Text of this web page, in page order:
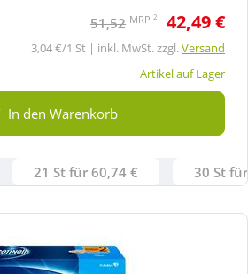
51,52 MRP 2 42,49 €
3,04 €/1 St | inkl. MwSt. zzgl.Versand
Artikel auf Lager
In den Warenkorb
21 St für 60,74 € 30 St